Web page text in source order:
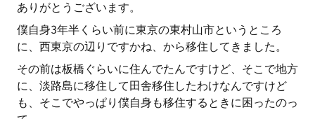
ありがとうございます。
僕自身3年半くらい前に東京の東村山市というところ
に、西東京の辺りですかね、から移住してきました。
その前は板橋ぐらいに住んでたんですけど、そこで地方
に、淡路島に移住して田舎移住したわけなんですけど
も、そこでやっぱり僕自身も移住するときに困ったのっ